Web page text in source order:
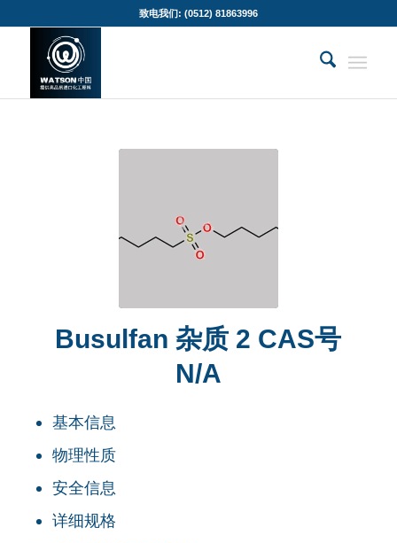
致电我们: (0512) 81863996
Busulfan 杂质 2 CAS号
N/A
基本信息
物理性质
安全信息
详细规格